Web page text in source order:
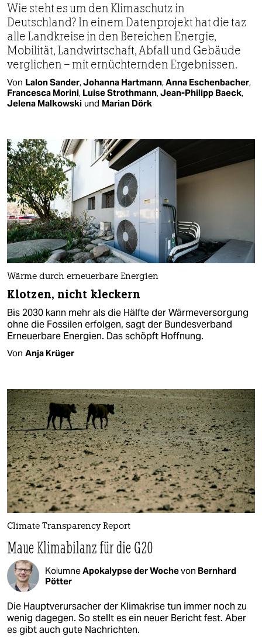
Wie steht es um den Klimaschutz in
Deutschland? In einem Datenprojekt hat die taz
alle Landkreise in den Bereichen Energie,
Mobilität, Landwirtschaft, Abfall und Gebäude
verglichen – mit ernüchternden Ergebnissen.
Von Lalon Sander,Johanna Hartmann,Anna Eschenbacher,
Francesca Morini, Luise Strothmann,Jean-Philipp Baeck,
Jelena Malkowski und Marian Dörk
Wärme durch erneuerbare Energien
Klotzen, nicht kleckern
Bis 2030 kann mehr als die Hälfte der Wärmeversorgung
ohne die Fossilen erfolgen, sagt der Bundesverband
Erneuerbare Energien. Das schöpft Hoffnung.
Von Anja Krüger
Climate Transparency Report
Maue Klimabilanz für die G20
KolumneApokalypse der Wochevon Bernhard
Pötter
Die Hauptverursacher der Klimakrise tun immer noch zu
wenig dagegen. So stellt es ein neuer Bericht fest. Aber
es gibt auch gute Nachrichten.